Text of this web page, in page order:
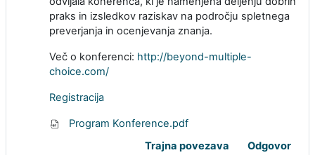
praks in izsledkov raziskav na področju spletnega
preverjanja in ocenjevanja znanja.
Več o konferenci: http://beyond-multiple-
choice.com/
Registracija
Program Konference.pdf
Trajna povezava
Odgovor